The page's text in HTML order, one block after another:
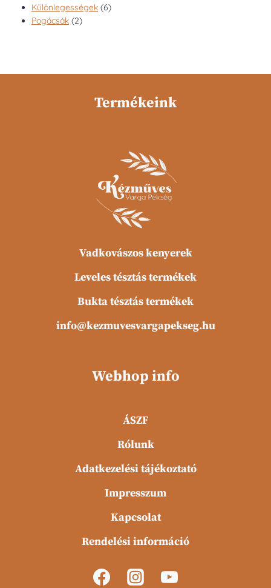
termék
Különlegességek 66
Pogácsák 22
Termékeink
Vadkovászos kenyerek
Leveles tésztás termékek
Bukta tésztás termékek
info@kezmuvesvargapekseg.hu
Webhop info
ÁSZF
Rólunk
Adatkezelési tájékoztató
Impresszum
Kapcsolat
Rendelési információ